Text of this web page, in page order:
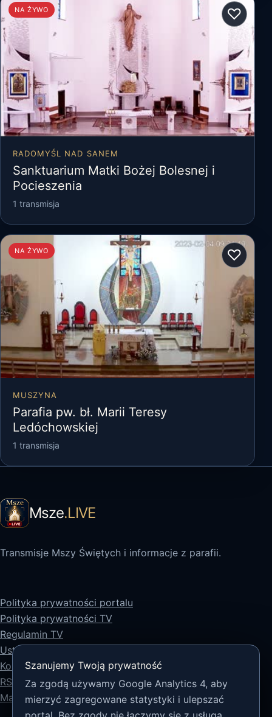
NA ŻYWO ♡
RADOMYŚL NAD SANEM
Sanktuarium Matki Bożej Bolesnej i
Pocieszenia
1 transmisja
NA ŻYWO ♡
MUSZYNA
Parafia pw. bł. Marii Teresy
Ledóchowskiej
1 transmisja
Msze.LIVE
Transmisje Mszy Świętych i informacje z parafii.
Polityka prywatności portalu
Polityka prywatności TV
Regulamin TV
Ustawienia prywatności
Kontakt
RSS
Mapa strony
Szanujemy Twoją prywatność
Za zgodą używamy Google Analytics 4, aby
mierzyć zagregowane statystyki i ulepszać